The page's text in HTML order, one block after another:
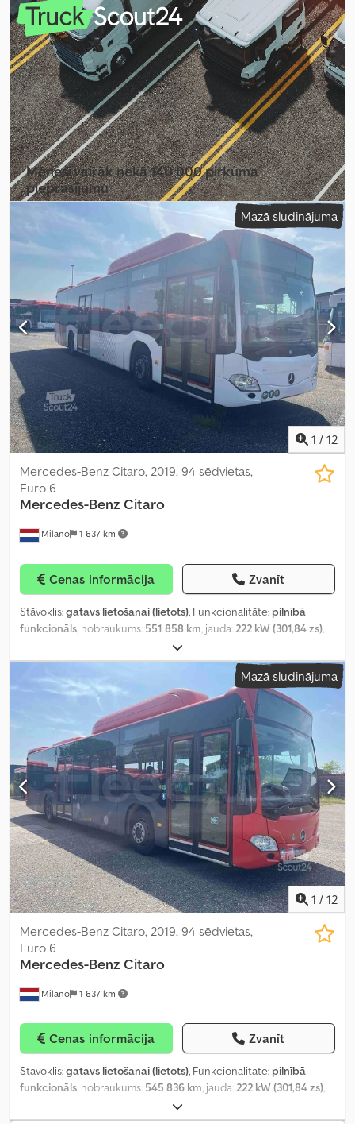
konfigurācija:2 asis, nākamā pārbaude (TÜV):
, emisijas
klase:Euro 6, riepas izmērs:275/70 R22.5, kopējais garums:12 170
mm, kopējais platums:2 550 mm, kopējais augstums:3 500 mm,
Aprīkojums:ABS, gaisa kondicionēšana, piemērots cilvēkiem ar
invaliditāti, stāvvietas sildītājs, vilces kontroles sistēma,
Mēnesī vairāk nekā 140 000 pirkuma
pieprasījumu
Izvēlēties tirgotāja paketiMazā sludinājuma
1 / 12
Milano 1 637 km
Mercedes-Benz Citaro, 2019, 94 sēdvietas,
Euro 6
Mercedes-Benz Citaro
Cenas informācija Zvanīt
Stāvoklis:gatavs lietošanai (lietots), Funkcionalitāte: pilnībā
funkcionāls , nobraukums: 551 858 km , jauda: 222 kW (301,84 zs)
, degvielas veids:
skaits:35, stāvvietu skaits:59, pārnesuma veids:automātisks, asu
konfigurācija:
, nākamā pārbaude (TÜV): 04/2027, emisijas
klase:Euro 6, riepas izmērs:275/70 R22.5, kopējais garums:
ABS, gaisa kondicionēšana, piemērots
cilvēkiem ar invaliditāti, stāvvietas sildītājs, vilces kontroles
sistēma,
Mazā sludinājuma
1 / 12
Milano 1 637 km
Mercedes-Benz Citaro, 2019, 94 sēdvietas,
Euro 6
Mercedes-Benz Citaro
Cenas informācija Zvanīt
Stāvoklis:gatavs lietošanai (lietots), Funkcionalitāte: pilnībā
funkcionāls, nobraukums: 545 836 km, jauda:222 kW (301,84 zs),
, degvielas veids:
sēdvietu skaits:35, stāvvietu skaits:59, pārnesuma veids: